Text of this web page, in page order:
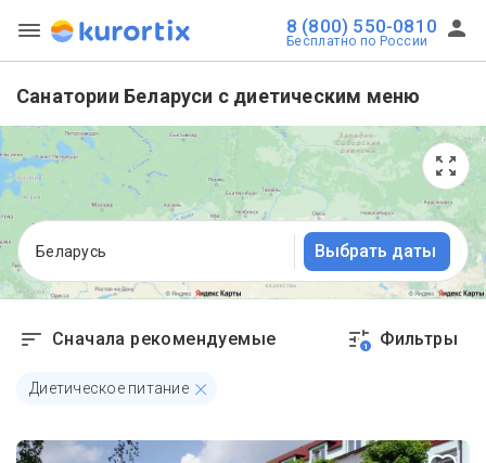
8 (800) 550-0810
Бесплатно по России
Санатории Беларуси с диетическим меню
Беларусь Выбрать даты
Сначала рекомендуемые 1 Фильтры
Диетическое питание